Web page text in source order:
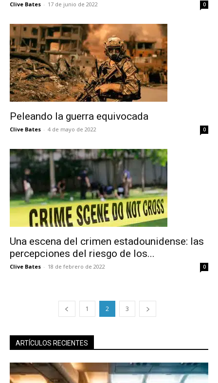
No te pierdas de las
últimas noticias
recibe todas las noticias del vapeo y la
electrónico.
Subscribe to our daily clipping and
receive all the news of vaping and
tobacco harm reduction in your email.
SUBSCRIBIRSE
Clive Bates - 17 de junio de 2022 0
Peleando la guerra equivocada
Clive Bates - 4 de mayo de 2022 0
Una escena del crimen estadounidense: las
percepciones del riesgo de los...
Clive Bates - 18 de febrero de 2022 0
1 2 3
ARTÍCULOS RECIENTES